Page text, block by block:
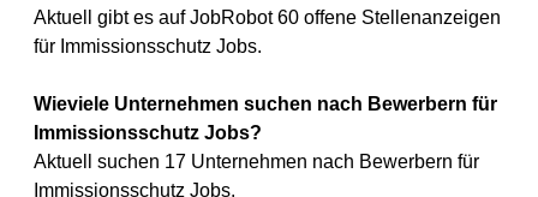
Aktuell gibt es auf JobRobot 60 offene Stellenanzeigen
für Immissionsschutz Jobs.
Wieviele Unternehmen suchen nach Bewerbern für
Immissionsschutz Jobs?
Aktuell suchen 17 Unternehmen nach Bewerbern für
Immissionsschutz Jobs.